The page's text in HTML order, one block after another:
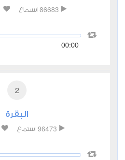
86683 استماع
00:00
2
البقرة
96473 استماع